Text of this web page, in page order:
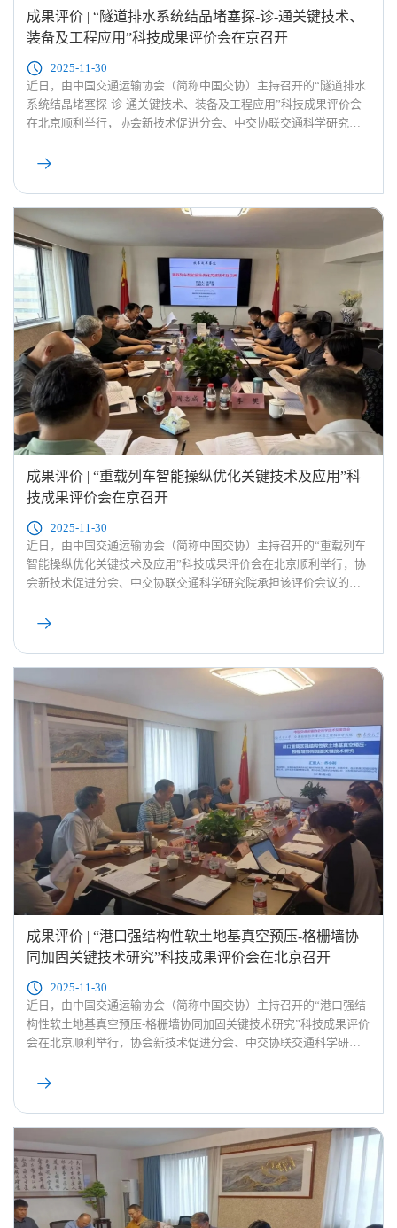
成果评价 | “隧道排水系统结晶堵塞探-诊-通关键技术、
装备及工程应用”科技成果评价会在京召开
2025-11-30
近日，由中国交通运输协会（简称中国交协）主持召开的“隧道排水
系统结晶堵塞探-诊-通关键技术、装备及工程应用”科技成果评价会
在北京顺利举行，协会新技术促进分会、中交协联交通科学研究院
成果评价 | “重载列车智能操纵优化关键技术及应用”科
技成果评价会在京召开
2025-11-30
近日，由中国交通运输协会（简称中国交协）主持召开的“重载列车
智能操纵优化关键技术及应用”科技成果评价会在北京顺利举行，协
会新技术促进分会、中交协联交通科学研究院承担该评价会议的综
成果评价 | “港口强结构性软土地基真空预压-格栅墙协
同加固关键技术研究”科技成果评价会在北京召开
2025-11-30
近日，由中国交通运输协会（简称中国交协）主持召开的“港口强结
构性软土地基真空预压-格栅墙协同加固关键技术研究”科技成果评价
会在北京顺利举行，协会新技术促进分会、中交协联交通科学研究